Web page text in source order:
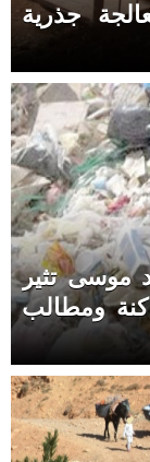
جذرية
موسى تثير
ومطالب